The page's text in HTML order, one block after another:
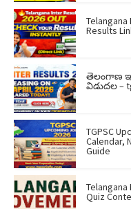
Telangana
Results
తెలంగాణ
విడుదల –
TGPSC
Calendar,
Guide
Quiz